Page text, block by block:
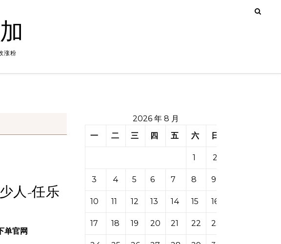
涨粉
人-任乐
单官网
2026 年 8 月
一
二 三 四 五 六 日
1 2
3 4 5 6 7 8 9
10 11 12 13 14 15 16
17 18 19 20 21 22 23